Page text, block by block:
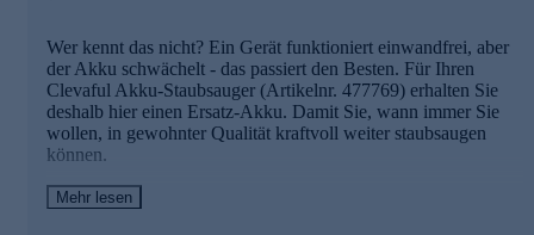
Wer kennt das nicht? Ein Gerät funktioniert einwandfrei, aber
der Akku schwächelt - das passiert den Besten. Für Ihren
Clevaful Akku-Staubsauger (Artikelnr. 477769) erhalten Sie
deshalb hier einen Ersatz-Akku. Damit Sie, wann immer Sie
wollen, in gewohnter Qualität kraftvoll weiter staubsaugen
können.
Die Details des Ersatz-Akkus im Überblick
Mehr lesen